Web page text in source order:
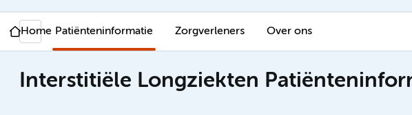
Home Patiënteninformatie Zorgverleners Over ons
Interstitiële Longziekten